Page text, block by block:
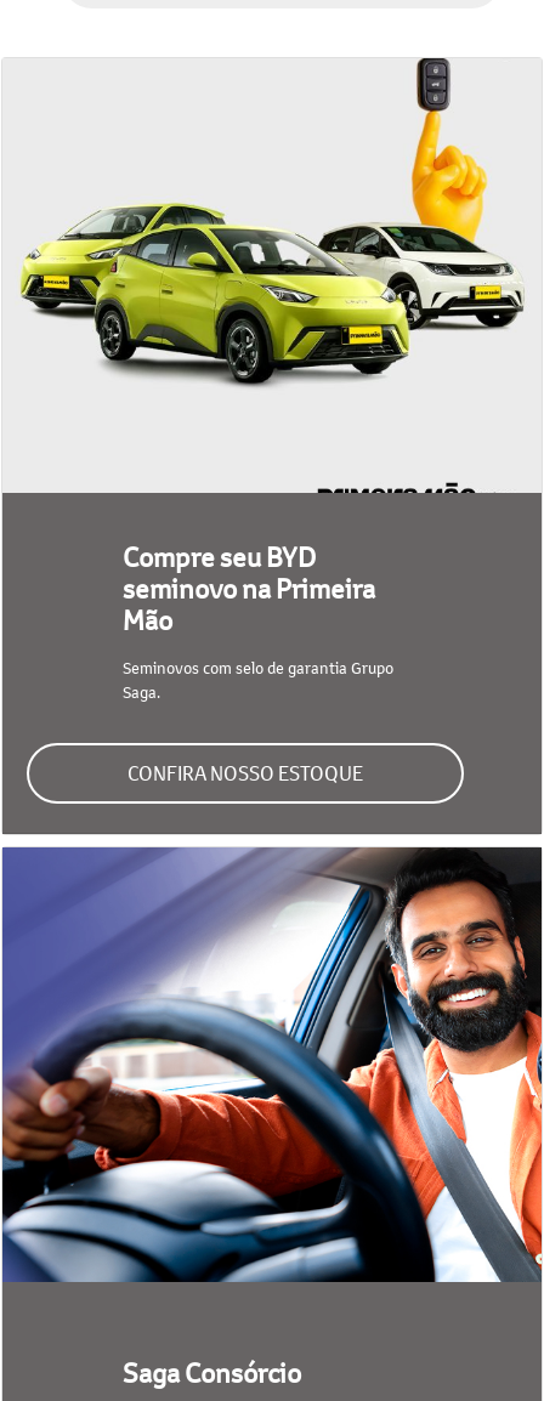
seminovo na Primeira
Mão
Seminovos com selo de garantia Grupo
Programe a compra do seu carro